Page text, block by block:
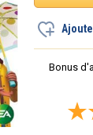
Bonus